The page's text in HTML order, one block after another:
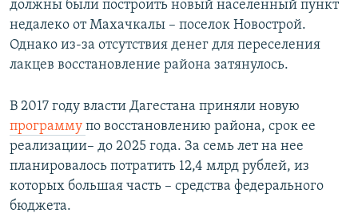
должны были построить новый населенный пункт
недалеко от Махачкалы – поселок Новострой.
Однако из-за отсутствия денег для переселения
лакцев восстановление района затянулось.
В 2017 году власти Дагестана приняли новую
программу по восстановлению района, срок ее
реализации– до 2025 года. За семь лет на нее
планировалось потратить 12,4 млрд рублей, из
которых большая часть – средства федерального
бюджета.